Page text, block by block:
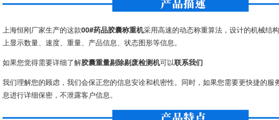
上海恒刚厂家生产的这款00#药品胶囊称重机采用高速的动态称重算法，设计的机械结
上显示数量、速度、重量、产品信息、状态图形等信息。
如果您觉得需要详细了解胶囊重量剔除剔废检测机可以联系我们
我们理解您的顾虑，我们会保正您的信息安诠和机密性。同时，如果您需要更快捷的服
息进行详细保密，不泄露客户信息。